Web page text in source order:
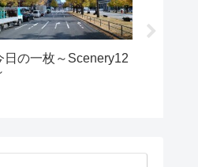
日の一枚～Scenery12